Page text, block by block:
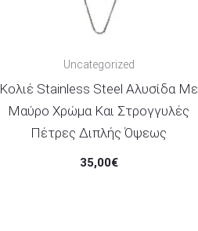
Uncategorized
Κολιέ Stainless Steel Αλυσίδα Με
Μαύρο Χρώμα Και Στρογγυλές
Πέτρες Διπλής Όψεως
35,00€